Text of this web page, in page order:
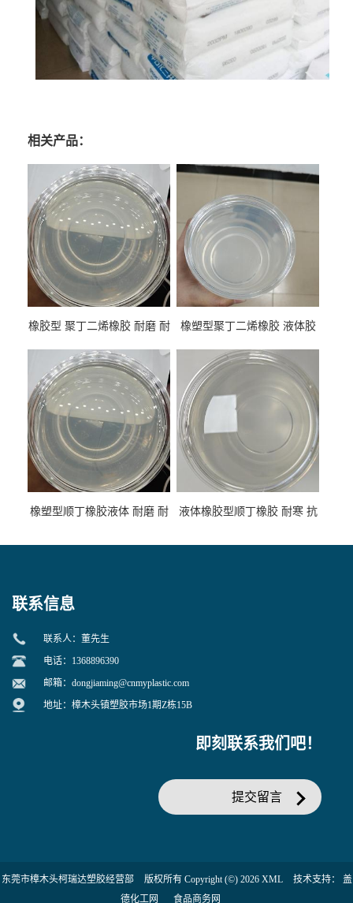
相关产品：
橡胶型 聚丁二烯橡胶 耐磨 耐
性
橡塑型聚丁二烯橡胶 液体胶
专用
橡塑型顺丁橡胶液体 耐磨 耐
液体橡胶型顺丁橡胶 耐寒 抗
联系信息
联系人：董先生
电话：1368896390
邮箱： dongjiaming@cnmyplastic.com
地址：樟木头镇塑胶市场1期Z栋15B
即刻联系我们吧！
提交留言
东莞市樟木头柯瑞达塑胶经营部 版权所有 Copyright (©) 2026 XML 技术支持： 盖
德化工网
食品商务网